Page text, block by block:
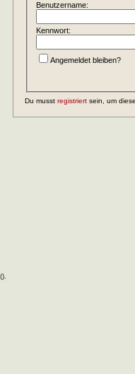
Benutzername:
Kennwort:
Angemeldet bleiben?
Du musst registriert sein, um
().